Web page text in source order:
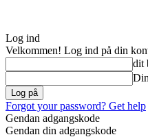
Log ind
Velkommen! Log ind på din
dit
Forgot your password? Get help
Gendan adgangskode
Gendan din adgangskode